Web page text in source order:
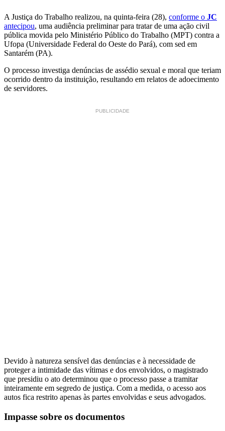
A Justiça do Trabalho realizou, na quinta-feira (28), conforme o JC
antecipou, uma audiência preliminar para tratar de uma ação civil
pública movida pelo Ministério Público do Trabalho (MPT) contra a
Ufopa (Universidade Federal do Oeste do Pará), com sed em
Santarém (PA).
O processo investiga denúncias de assédio sexual e moral que teriam
ocorrido dentro da instituição, resultando em relatos de adoecimento
de servidores.
PUBLICIDADE
Devido à natureza sensível das denúncias e à necessidade de
proteger a intimidade das vítimas e dos envolvidos, o magistrado
que presidiu o ato determinou que o processo passe a tramitar
inteiramente em segredo de justiça. Com a medida, o acesso aos
autos fica restrito apenas às partes envolvidas e seus advogados.
Impasse sobre os documentos